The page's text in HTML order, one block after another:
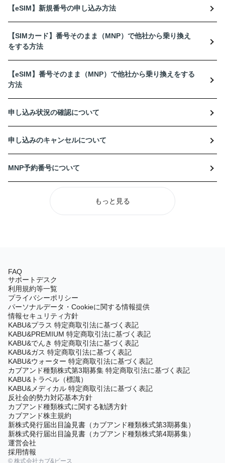
【eSIM】新規番号の申し込み方法
【SIMカード】番号そのまま（MNP）で他社から乗り換え
をする方法
【eSIM】番号そのまま（MNP）で他社から乗り換えをする
方法
申し込み状況の確認について
申し込みのキャンセルについて
MNP予約番号について
もっと見る
FAQ
サポートデスク
利用規約等一覧
プライバシーポリシー
パーソナルデータ・Cookieに関する情報提供
情報セキュリティ方針
KABU&プラス 特定商取引法に基づく表記
KABU&PREMIUM 特定商取引法に基づく表記
KABU&でんき 特定商取引法に基づく表記
KABU&ガス 特定商取引法に基づく表記
KABU&ウォーター 特定商取引法に基づく表記
カブアンド種類株式第3期募集 特定商取引法に基づく表記
KABU&トラベル（標識）
KABU&メディカル 特定商取引法に基づく表記
反社会的勢力対応基本方針
カブアンド種類株式に関する勧誘方針
カブアンド株主規約
新株式発行届出目論見書（カブアンド種類株式第3期募集）
新株式発行届出目論見書（カブアンド種類株式第4期募集）
運営会社
採用情報
© 株式会社カブ&ピース